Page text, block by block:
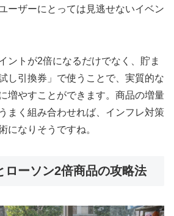
ーザーにとっては見逃せないイベン
ントが2倍になるだけでなく、貯ま
し引換券」で使うことで、実質的な
増やすことができます。商品の増量
まく組み合わせれば、インフレ対策
になりそうですね。
ローソン2倍商品の攻略法